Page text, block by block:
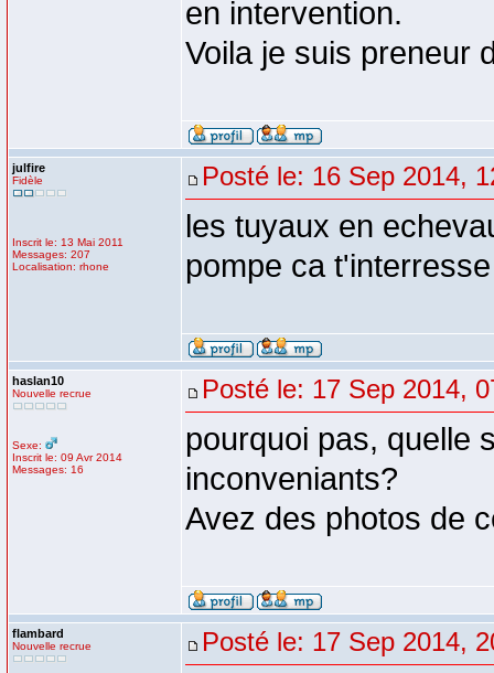
en intervention.
Voila je suis preneur
julfire
Fidèle
Inscrit le: 13 Mai 2011
Messages: 207
Localisation: rhone
Posté le: 16 Sep 2014,
les tuyaux en
pompe ca
haslan10
Nouvelle recrue
Sexe:
Inscrit le: 09 Avr 2014
Messages: 16
Posté le: 17 Sep 2014,
pourquoi pas, quelle
inconveniants?
Avez des photos de
flambard
Nouvelle recrue Posté le: 17 Sep 2014,